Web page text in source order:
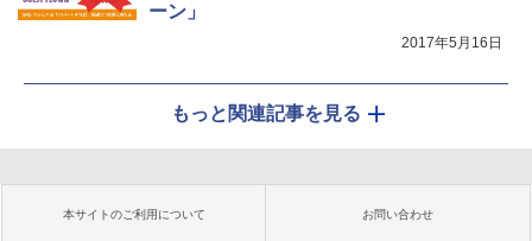
ーン」
2017年5月16日
もっと関連記事を見る
本サイトのご利用について お問い合わせ